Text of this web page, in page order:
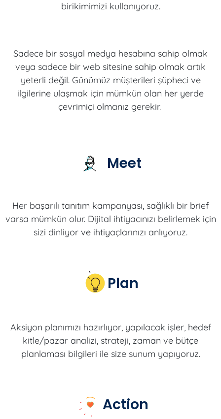
birikimimizi kullanıyoruz.
Sadece bir sosyal medya hesabına sahip olmak
veya sadece bir web sitesine sahip olmak artık
yeterli değil. Günümüz müşterileri şüpheci ve
ilgilerine ulaşmak için mümkün olan her yerde
çevrimiçi olmanız gerekir.
Meet
Her başarılı tanıtım kampanyası, sağlıklı bir brief
varsa mümkün olur. Dijital ihtiyacınızı belirlemek için
sizi dinliyor ve ihtiyaçlarınızı anlıyoruz.
Plan
Aksiyon planımızı hazırlıyor, yapılacak işler, hedef
kitle/pazar analizi, strateji, zaman ve bütçe
planlaması bilgileri ile size sunum yapıyoruz.
Action